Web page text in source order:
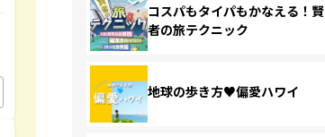
コスパもタイパもかなえる！賢
者の旅テクニック
地球の歩き方♥偏愛ハワイ